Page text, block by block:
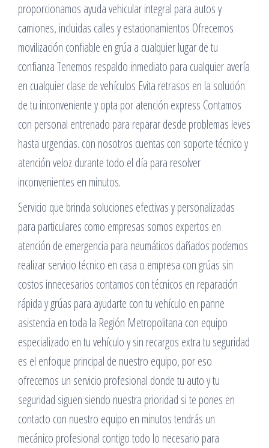
proporcionamos ayuda vehicular integral para autos y
camiones, incluidas calles y estacionamientos Ofrecemos
movilización confiable en grúa a cualquier lugar de tu
confianza Tenemos respaldo inmediato para cualquier avería
en cualquier clase de vehículos Evita retrasos en la solución
de tu inconveniente y opta por atención express Contamos
con personal entrenado para reparar desde problemas leves
hasta urgencias. con nosotros cuentas con soporte técnico y
atención veloz durante todo el día para resolver
inconvenientes en minutos.
Servicio que brinda soluciones efectivas y personalizadas
para particulares como empresas somos expertos en
atención de emergencia para neumáticos dañados podemos
realizar servicio técnico en casa o empresa con grúas sin
costos innecesarios contamos con técnicos en reparación
rápida y grúas para ayudarte con tu vehículo en panne
asistencia en toda la Región Metropolitana con equipo
especializado en tu vehículo y sin recargos extra tu seguridad
es el enfoque principal de nuestro equipo, por eso
ofrecemos un servicio profesional donde tu auto y tu
seguridad siguen siendo nuestra prioridad si te pones en
contacto con nuestro equipo en minutos tendrás un
mecánico profesional contigo todo lo necesario para